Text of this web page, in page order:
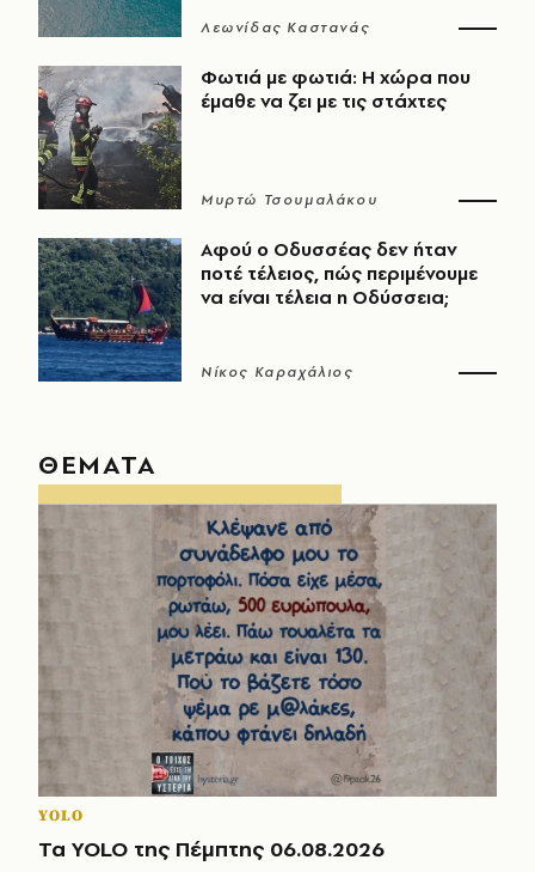
Λεωνίδας Καστανάς
Φωτιά με φωτιά: Η χώρα που
έμαθε να ζει με τις στάχτες
Μυρτώ Τσουμαλάκου
Αφού ο Οδυσσέας δεν ήταν
ποτέ τέλειος, πώς περιμένουμε
να είναι τέλεια η Οδύσσεια;
Νίκος Καραχάλιος
ΘΕΜΑΤΑ
YOLO
Τα YOLO της Πέμπτης 06.08.2026